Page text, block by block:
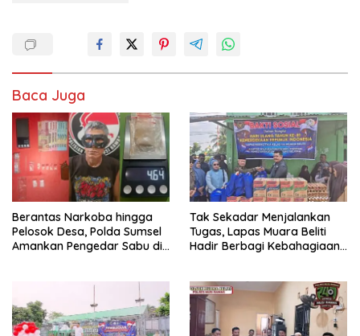
Baca Juga
Berantas Narkoba hingga
Pelosok Desa, Polda Sumsel
Amankan Pengedar Sabu di
Tak Sekadar Menjalankan
Tugas, Lapas Muara Beliti
Hadir Berbagi Kebahagiaan